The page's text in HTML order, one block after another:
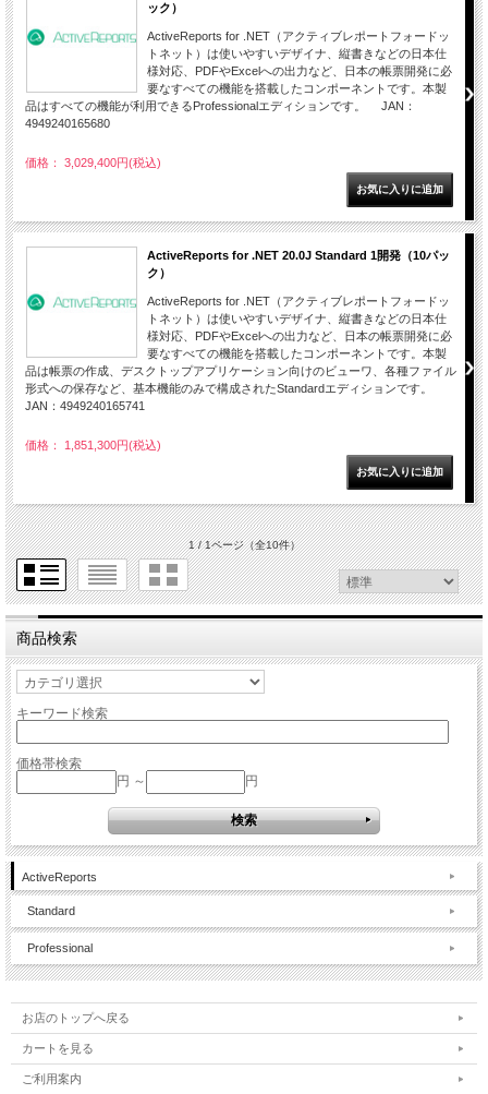
ック）
ActiveReports for .NET（アクティブレポートフォードッ
トネット）は使いやすいデザイナ、縦書きなどの日本仕
様対応、PDFやExcelへの出力など、日本の帳票開発に必
要なすべての機能を搭載したコンポーネントです。本製
品はすべての機能が利用できるProfessionalエディションです。 JAN：
4949240165680
価格： 3,029,400円(税込)
ActiveReports for .NET 20.0J Standard 1開発（10パッ
ク）
ActiveReports for .NET（アクティブレポートフォードッ
トネット）は使いやすいデザイナ、縦書きなどの日本仕
様対応、PDFやExcelへの出力など、日本の帳票開発に必
要なすべての機能を搭載したコンポーネントです。本製
品は帳票の作成、デスクトップアプリケーション向けのビューワ、各種ファイル
形式への保存など、基本機能のみで構成されたStandardエディションです。
JAN：4949240165741
価格： 1,851,300円(税込)
1 / 1ページ（全10件）
商品検索
キーワード検索
価格帯検索
円 ～
円
ActiveReports
Standard
Professional
お店のトップへ戻る
カートを見る
ご利用案内